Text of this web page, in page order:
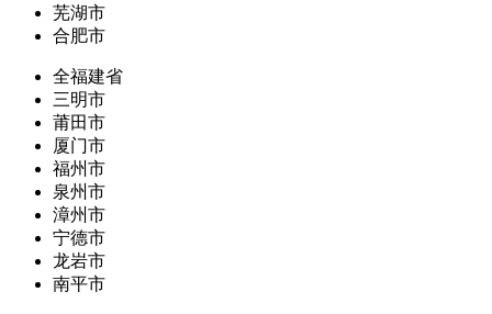
芜湖市
合肥市
全福建省
三明市
莆田市
厦门市
福州市
泉州市
漳州市
宁德市
龙岩市
南平市